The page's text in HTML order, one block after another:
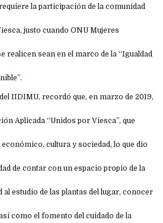
la participación de la comunidad
justo cuando ONU Mujeres
realicen sean en el marco de la “Igualdad
IIDIMU, recordó que, en marzo de 2019,
Aplicada “Unidos por Viesca”, que
cultura y sociedad, lo que dio
de contar con un espacio propio de la
estudio de las plantas del lugar, conocer
como el fomento del cuidado de la